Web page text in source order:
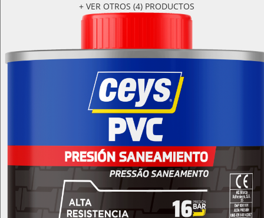
+ VER OTROS (4) PRODUCTOS